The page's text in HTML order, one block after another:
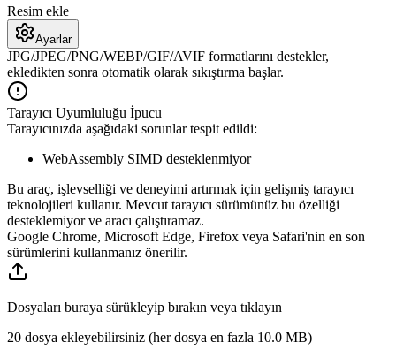
Resim ekle
Ayarlar
JPG/JPEG/PNG/WEBP/GIF/AVIF formatlarını destekler,
ekledikten sonra otomatik olarak sıkıştırma başlar.
Tarayıcı Uyumluluğu İpucu
Tarayıcınızda aşağıdaki sorunlar tespit edildi:
WebAssembly SIMD desteklenmiyor
Bu araç, işlevselliği ve deneyimi artırmak için gelişmiş tarayıcı
teknolojileri kullanır. Mevcut tarayıcı sürümünüz bu özelliği
desteklemiyor ve aracı çalıştıramaz.
Google Chrome, Microsoft Edge, Firefox veya Safari'nin en son
sürümlerini kullanmanız önerilir.
Dosyaları buraya sürükleyip bırakın veya tıklayın
20 dosya ekleyebilirsiniz (her dosya en fazla 10.0 MB)